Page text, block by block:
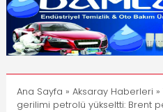
16:00
Aksaray Esnaf
8:23
11:30
Birlikhaber.com
Ana Sayfa » Aksaray Haberleri »
gerilimi petrolü yükseltti: Brent